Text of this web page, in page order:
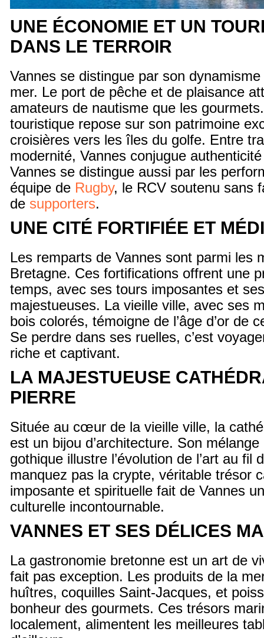
UNE ÉCONOMIE ET UN
DANS LE TERROIR
Vannes se distingue par son
mer. Le port de pêche et de plaisance
amateurs de nautisme que les gourmets.
touristique repose sur son patrimoine
croisières vers les îles du golfe. Entre
modernité, Vannes conjugue
Vannes se distingue aussi par les
équipe de Rugby, le RCV soutenu sans
de supporters.
UNE CITÉ FORTIFIÉE ET
Les remparts de Vannes sont parmi les
Bretagne. Ces fortifications offrent une
temps, avec ses tours imposantes et
majestueuses. La vieille ville, avec ses
bois colorés, témoigne de l’âge d’or de
Se perdre dans ses ruelles, c’est
riche et captivant.
LA MAJESTUEUSE
PIERRE
Située au cœur de la vieille ville, la
est un bijou d’architecture. Son
gothique illustre l’évolution de l’art au fil
manquez pas la crypte, véritable trésor
imposante et spirituelle fait de Vannes
culturelle incontournable.
VANNES ET SES DÉLICES
La gastronomie bretonne est un art de
fait pas exception. Les produits de la
huîtres, coquilles Saint-Jacques, et
bonheur des gourmets. Ces trésors
localement, alimentent les meilleures